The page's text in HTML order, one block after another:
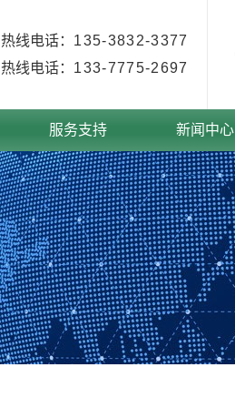
热线电话： 135-3832-3377
热线电话： 133-7775-2697
服务支持 新闻中心